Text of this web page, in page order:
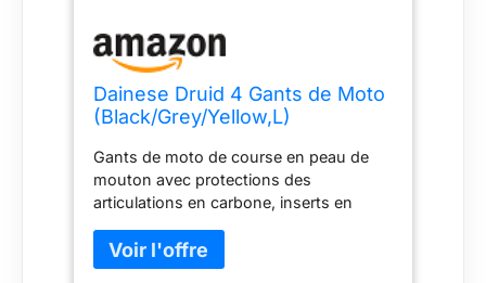
Dainese Druid 4 Gants de Moto
(Black/Grey/Yellow,L)
Gants de moto de course en peau de
mouton avec protections des
articulations en carbone, inserts en
thermoformée. Coupe de course
Protecteur de carbone sur les chevilles